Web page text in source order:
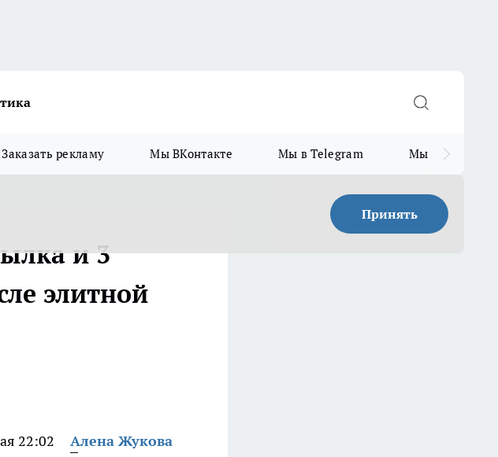
Заказать рекламу Мы ВКонтакте Мы в Telegram Мы в MAX
Принять
и 3
элитной
22:02 Алена Жукова